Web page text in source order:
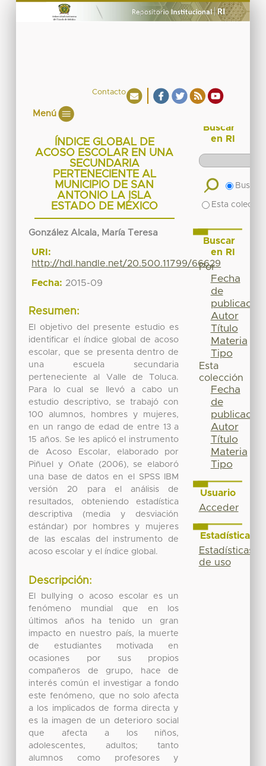
Contacto
Menú
ÍNDICE GLOBAL DE
ACOSO ESCOLAR EN UNA
SECUNDARIA
PERTENECIENTE AL
MUNICIPIO DE SAN
ANTONIO LA ISLA
ESTADO DE MÉXICO
González Alcala, María Teresa
URI:
http://hdl.handle.net/20.500.11799/66629
Fecha: 2015-09
Resumen:
El objetivo del presente estudio es
identificar el índice global de acoso
escolar, que se presenta dentro de
una escuela secundaria
perteneciente al Valle de Toluca.
Para lo cual se llevó a cabo un
estudio descriptivo, se trabajó con
100 alumnos, hombres y mujeres,
en un rango de edad de entre 13 a
15 años. Se les aplicó el instrumento
de Acoso Escolar, elaborado por
Piñuel y Oñate (2006), se elaboró
una base de datos en el SPSS IBM
versión 20 para el análisis de
resultados, obteniendo estadística
descriptiva (media y desviación
estándar) por hombres y mujeres
de las escalas del instrumento de
acoso escolar y el índice global.
Descripción:
El bullying o acoso escolar es un
fenómeno mundial que en los
últimos años ha tenido un gran
impacto en nuestro país, la muerte
de estudiantes motivada en
ocasiones por sus propios
compañeros de grupo, hace de
interés común el investigar a fondo
este fenómeno, que no solo afecta
a los implicados de forma directa y
es la imagen de un deterioro social
que afecta a los niños,
adolescentes, adultos; tanto
alumnos como profesores y
Buscar
en RI
Buscar
Esta
Buscar
en RI
Por
Fecha
de
publicación
Autor
Título
Materia
Tipo
Esta
colección
Fecha
de
publicación
Autor
Título
Materia
Tipo
Usuario
Acceder
Estadísticas
Estadísticas
de uso